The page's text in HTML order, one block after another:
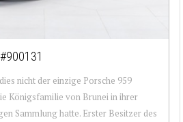
nicht der einzige Porsche 959
Königsfamilie von Brunei in ihrer
Sammlung hatte. Erster Besitzer des